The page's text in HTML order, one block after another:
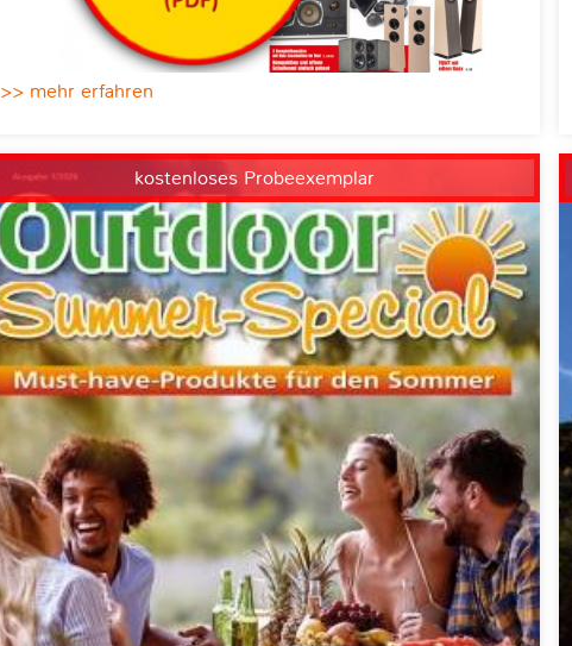
>> mehr erfahren
kostenloses Probeexemplar